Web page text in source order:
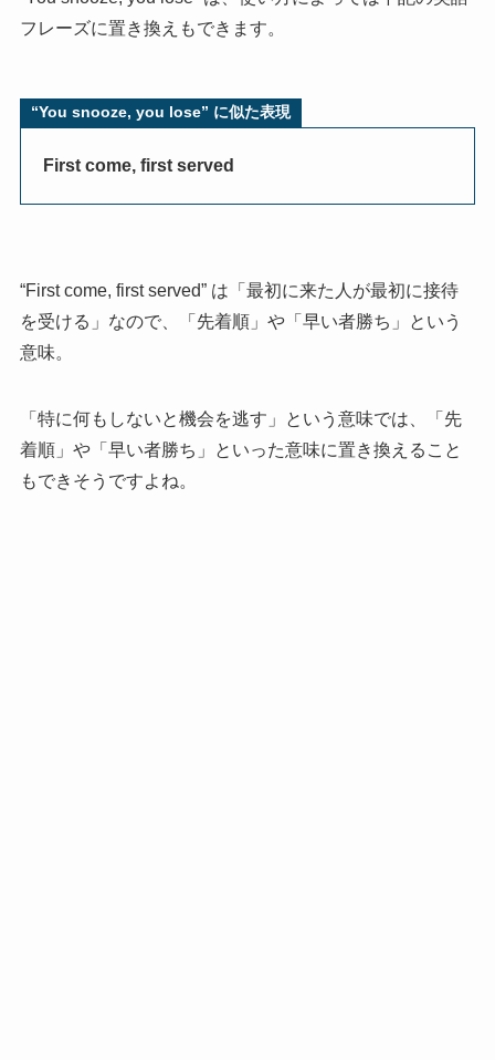
フレーズに置き換えもできます。
“You snooze, you lose” に似た表現
First come, first served
“First come, first served” は「最初に来た人が最初に接待
を受ける」なので、「先着順」や「早い者勝ち」という
意味。
「特に何もしないと機会を逃す」という意味では、「先
着順」や「早い者勝ち」といった意味に置き換えること
もできそうですよね。